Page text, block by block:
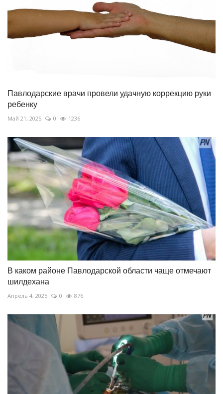
Павлодарские врачи провели удачную коррекцию руки
ребенку
Май 21, 2025 0 1236
В каком районе Павлодарской области чаще отмечают
шилдехана
Апрель 4, 2025 0 876